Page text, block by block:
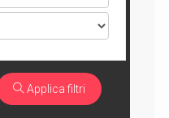
Applica filtri